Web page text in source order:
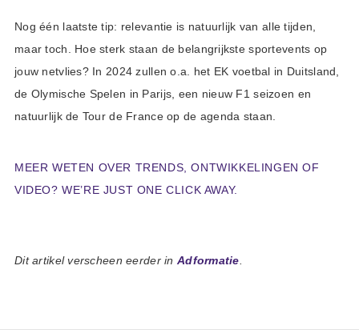
Nog één laatste tip: relevantie is natuurlijk van alle tijden,
maar toch. Hoe sterk staan de belangrijkste sportevents op
jouw netvlies? In 2024 zullen o.a. het EK voetbal in Duitsland,
de Olymische Spelen in Parijs, een nieuw F1 seizoen en
natuurlijk de Tour de France op de agenda staan.
MEER WETEN OVER TRENDS, ONTWIKKELINGEN OF
VIDEO? WE’RE JUST ONE CLICK AWAY.
Dit artikel verscheen eerder in Adformatie